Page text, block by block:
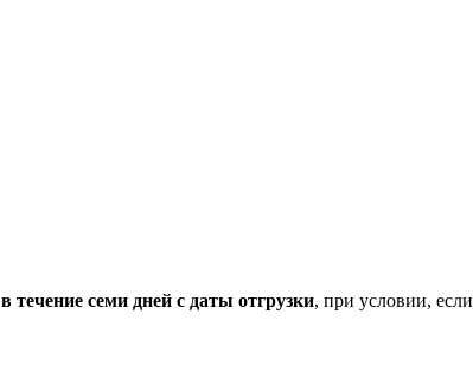
в течение семи дней с даты отгрузки, при условии,